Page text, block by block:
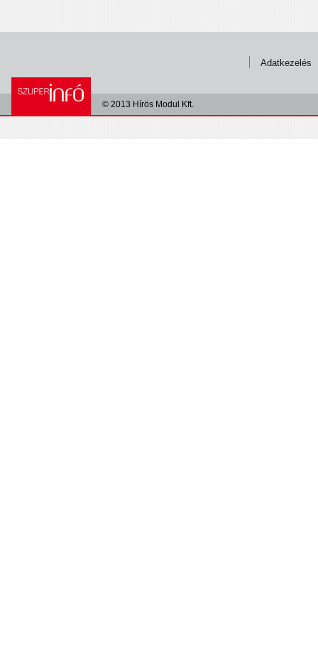
Adatkezelés
© 2013 Hírös Modul Kft.